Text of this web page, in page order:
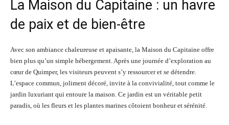
La Maison du Capitaine : un havre
de paix et de bien-être
Avec son ambiance chaleureuse et apaisante, la Maison du Capitaine offre
bien plus qu’un simple hébergement. Après une journée d’exploration au
cœur de Quimper, les visiteurs peuvent s’y ressourcer et se détendre.
L’espace commun, joliment décoré, invite à la convivialité, tout comme le
jardin luxuriant qui entoure la maison. Ce jardin est un véritable petit
paradis, où les fleurs et les plantes marines côtoient bonheur et sérénité.